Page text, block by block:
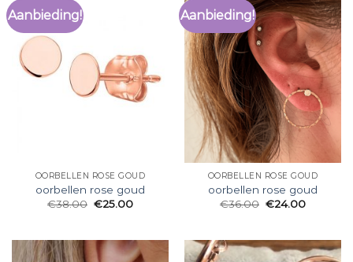
Aanbieding!
OORBELLEN ROSE GOUD
oorbellen rose goud
€38.00 €25.00
Aanbieding!
OORBELLEN ROSE GOUD
oorbellen rose goud
€36.00 €24.00